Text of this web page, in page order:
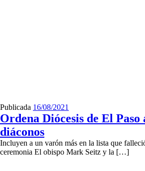
Publicada 16/08/2021
Ordena Diócesis de El Paso
diáconos
Incluyen a un varón más en la lista que
ceremonia El obispo Mark Seitz y la […]